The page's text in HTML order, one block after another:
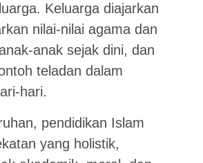
Keluarga diajarkan
nilai-nilai agama dan
anak sejak dini, dan
teladan dalam
hari.
pendidikan Islam
yang holistik,